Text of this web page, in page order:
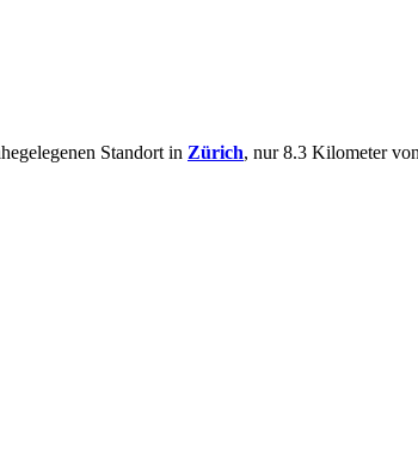
Standort in Zürich, nur 8.3 Kilometer